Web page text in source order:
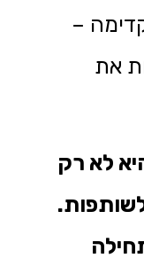
–
את
לא רק